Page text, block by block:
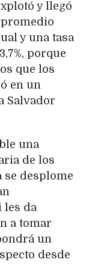
y llegó
promedio
y una tasa
porque
que los
en un
Salvador
una
de los
se desplome
les da
a tomar
un
desde